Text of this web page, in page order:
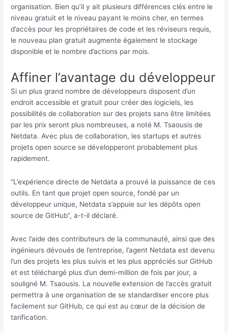
organisation. Bien qu’il y ait plusieurs différences clés entre le
niveau gratuit et le niveau payant le moins cher, en termes
d’accès pour les propriétaires de code et les réviseurs requis,
le nouveau plan gratuit augmente également le stockage
disponible et le nombre d’actions par mois.
Affiner l’avantage du développeur
Si un plus grand nombre de développeurs disposent d’un
endroit accessible et gratuit pour créer des logiciels, les
possibilités de collaboration sur des projets sans être limitées
par les prix seront plus nombreuses, a noté M. Tsaousis de
Netdata. Avec plus de collaboration, les startups et autres
projets open source se développeront probablement plus
rapidement.
“L’expérience directe de Netdata a prouvé la puissance de ces
outils. En tant que projet open source, fondé par un
développeur unique, Netdata s’appuie sur les dépôts open
source de GitHub”, a-t-il déclaré.
Avec l’aide des contributeurs de la communauté, ainsi que des
ingénieurs dévoués de l’entreprise, l’agent Netdata est devenu
l’un des projets les plus suivis et les plus appréciés sur GitHub
et est téléchargé plus d’un demi-million de fois par jour, a
souligné M. Tsaousis. La nouvelle extension de l’accès gratuit
permettra à une organisation de se standardiser encore plus
facilement sur GitHub, ce qui est au cœur de la décision de
tarification.